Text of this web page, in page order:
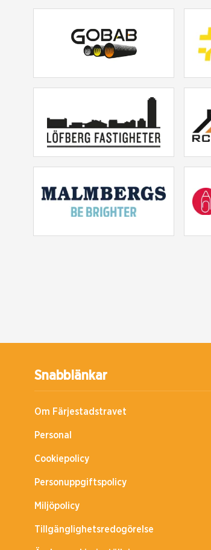
Snabblänkar
Om Färjestadstravet
Personal
Cookiepolicy
Personuppgiftspolicy
Miljöpolicy
Tillgänglighetsredogörelse